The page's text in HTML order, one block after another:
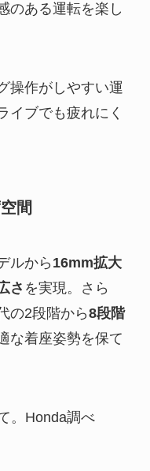
のある運転を楽し
操作がしやすい運
イブでも疲れにく
間
ルから 16mm拡大
さ を実現。さら
の2段階から8段階
な着座姿勢を保て
。Honda調べ